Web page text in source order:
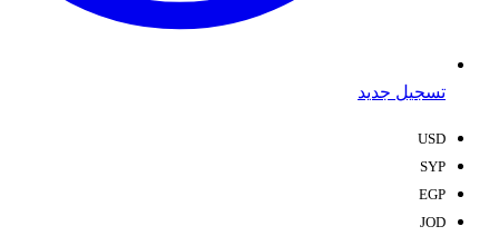
تسجيل جديد
USD
SYP
EGP
JOD